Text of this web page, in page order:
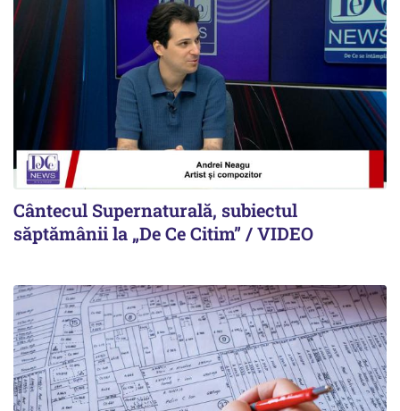
Cântecul Supernaturală, subiectul
săptămânii la „De Ce Citim” / VIDEO